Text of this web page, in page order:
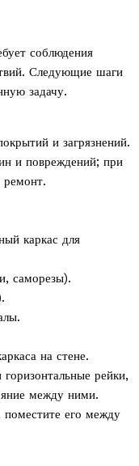
соблюдения
Следующие шаги
задачу.
и загрязнений.
и повреждений; при
ремонт.
каркас для
саморезы).
на стене.
рейки,
между ними.
поместите его между